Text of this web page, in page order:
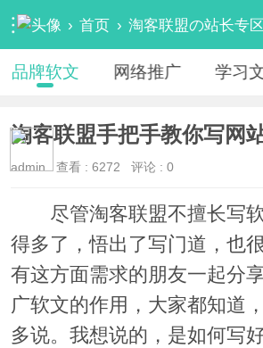
› 首页 › 淘客联盟の站长专区
› 内容
品牌软文 网络推广 学习
淘客联盟手把手教你写网
admin查看 : 6272 评论 : 0
尽管淘客联盟不擅长写软
得多了，悟出了写门道，也
有这方面需求的朋友一起分
广软文的作用，大家都知道
多说。我想说的，是如何写